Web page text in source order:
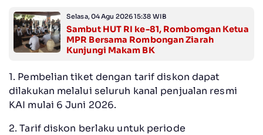
Selasa, 04 Agu 2026 15:38 WIB
Sambut HUT RI ke-81, Rombomgan Ketua
MPR Bersama Rombongan Ziarah
Kunjungi Makam BK
1. Pembelian tiket dengan tarif diskon dapat
dilakukan melalui seluruh kanal penjualan resmi
KAI mulai 6 Juni 2026.
2. Tarif diskon berlaku untuk periode